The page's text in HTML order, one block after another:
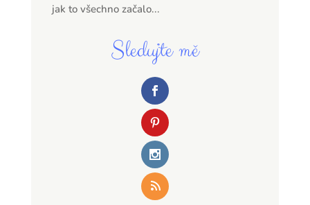
jak to všechno začalo...
Sledujte mě